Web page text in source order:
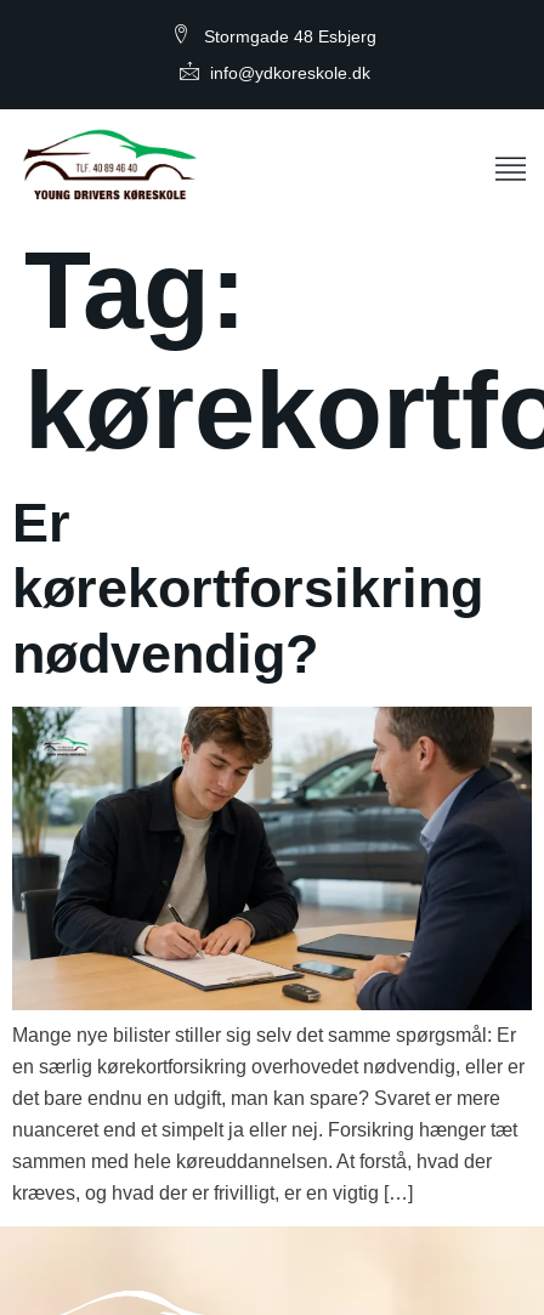
Stormgade 48 Esbjerg
info@ydkoreskole.dk
Tag:
Er
kørekortforsikring
nødvendig?
Mange nye bilister stiller sig selv det samme spørgsmål: Er
en særlig kørekortforsikring overhovedet nødvendig, eller er
det bare endnu en udgift, man kan spare? Svaret er mere
nuanceret end et simpelt ja eller nej. Forsikring hænger tæt
sammen med hele køreuddannelsen. At forstå, hvad der
kræves, og hvad der er frivilligt, er en vigtig […]